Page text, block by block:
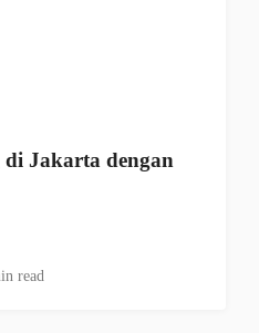
di Jakarta dengan
read